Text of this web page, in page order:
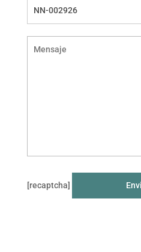
[recaptcha]